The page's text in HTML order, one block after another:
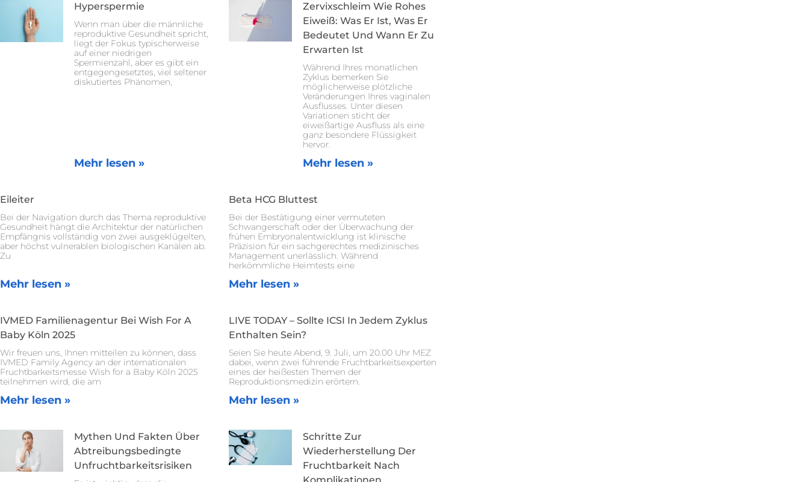
Hyperspermie
Wenn man über die männliche
reproduktive Gesundheit spricht,
liegt der Fokus typischerweise
auf einer niedrigen
Spermienzahl, aber es gibt ein
entgegengesetztes, viel seltener
diskutiertes Phänomen,
Mehr lesen »
Zervixschleim Wie Rohes
Eiweiß: Was Er Ist, Was Er
Bedeutet Und Wann Er Zu
Erwarten Ist
Während Ihres monatlichen
Zyklus bemerken Sie
möglicherweise plötzliche
Veränderungen Ihres vaginalen
Ausflusses. Unter diesen
Variationen sticht der
eiweißartige Ausfluss als eine
ganz besondere Flüssigkeit
hervor.
Mehr lesen »
Eileiter
Bei der Navigation durch das Thema reproduktive
Gesundheit hängt die Architektur der natürlichen
Empfängnis vollständig von zwei ausgeklügelten,
aber höchst vulnerablen biologischen Kanälen ab.
Zu
Mehr lesen »
Beta HCG Bluttest
Bei der Bestätigung einer vermuteten
Schwangerschaft oder der Überwachung der
frühen Embryonalentwicklung ist klinische
Präzision für ein sachgerechtes medizinisches
Management unerlässlich. Während
herkömmliche Heimtests eine
Mehr lesen »
IVMED Familienagentur Bei Wish For A
Baby Köln 2025
Wir freuen uns, Ihnen mitteilen zu können, dass
IVMED Family Agency an der internationalen
Fruchtbarkeitsmesse Wish for a Baby Köln 2025
teilnehmen wird, die am
Mehr lesen »
LIVE TODAY – Sollte ICSI In Jedem Zyklus
Enthalten Sein?
Seien Sie heute Abend, 9. Juli, um 20.00 Uhr MEZ
dabei, wenn zwei führende Fruchtbarkeitsexperten
eines der heißesten Themen der
Reproduktionsmedizin erörtern.
Mehr lesen »
Mythen Und Fakten Über
Abtreibungsbedingte
Unfruchtbarkeitsrisiken
Schritte Zur
Wiederherstellung Der
Fruchtbarkeit Nach